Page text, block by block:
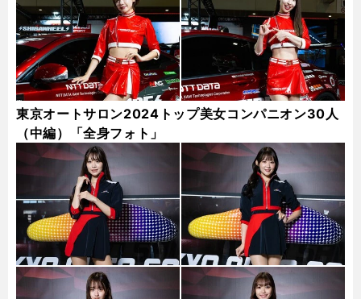
東京オートサロン2024トップ美女コンパニオン30人
（中編）「全身フォト」